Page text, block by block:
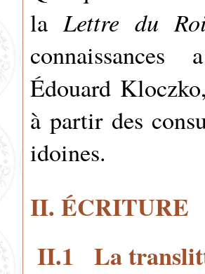
laLettre du
Édouard
à partir des
idoines.
II. ÉCRITURE
II.1 La